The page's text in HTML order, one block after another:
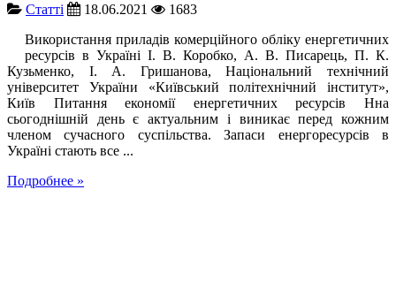
Cтатті 18.06.2021
1683
Використання приладів комерційного обліку енергетичних
ресурсів в Україні І. В. Коробко, А. В. Писарець, П. К.
Кузьменко, І. А. Гришанова, Національний технічний
університет України «Київський політехнічний інститут»,
Київ Питання економії енергетичних ресурсів Нна
сьогоднішній день є актуальним і виникає перед кожним
членом сучасного суспільства. Запаси енергоресурсів в
Україні стають все ...
Подробнее »